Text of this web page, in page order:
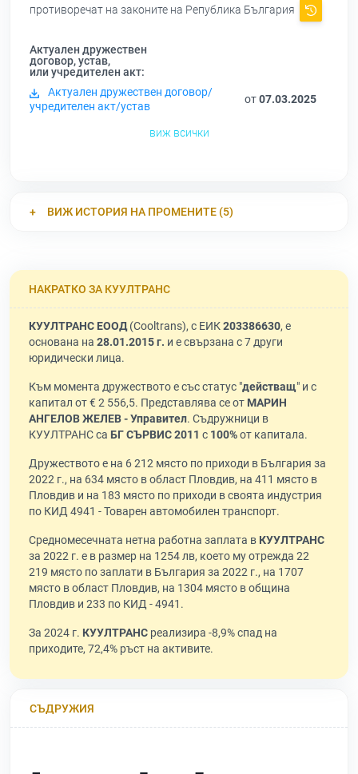
противоречат на законите на Република България
Актуален дружествен
договор, устав,
или учредителен акт:
Актуален дружествен договор/
учредителен акт/устав
от07.03.2025
виж всички
ВИЖ ИСТОРИЯ НА ПРОМЕНИТЕ (5)
НАКРАТКО ЗА КУУЛТРАНС
КУУЛТРАНС ЕООД(Cooltrans), с ЕИК203386630, е
основана на 28.01.2015 г. и е свързана с 7 други
юридически лица.
Към момента дружеството е със статус "действащ" и с
капитал от € 2 556,5. Представлява се от МАРИН
АНГЕЛОВ ЖЕЛЕВ - Управител. Съдружници в
КУУЛТРАНС са БГ СЪРВИС 2011 с 100%от капитала.
Дружеството е на 6 212 място по приходи в България за
2022 г., на 634 място в област Пловдив, на 411 място в
Пловдив и на 183 място по приходи в своята индустрия
по КИД 4941 - Товарен автомобилен транспорт.
Средномесечната нетна работна заплата в КУУЛТРАНС
за 2022 г. е в размер на 1254 лв, което му отрежда 22
219 място по заплати в България за 2022 г., на 1707
място в област Пловдив, на 1304 място в община
Пловдив и 233 по КИД - 4941.
За 2024 г. КУУЛТРАНС реализира -8,9% спад на
приходите, 72,4% ръст на активите.
СЪДРУЖИЯ